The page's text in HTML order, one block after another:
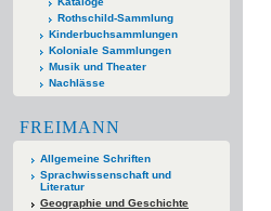
Rothschild-Sammlung
Kinderbuchsammlungen
Koloniale Sammlungen
Musik und Theater
Nachlässe
FREIMANN
Allgemeine Schriften
Sprachwissenschaft und
Literatur
Geographie und Geschichte